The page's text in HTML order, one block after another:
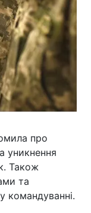
про
уникнення
Також
та